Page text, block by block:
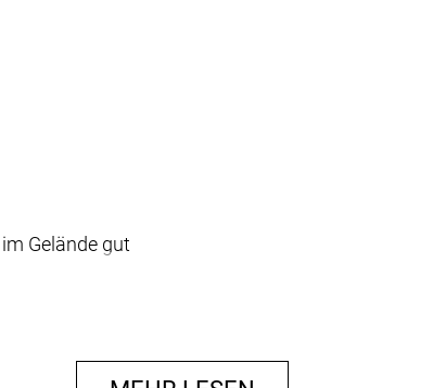
Gelände gut